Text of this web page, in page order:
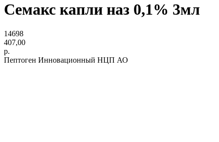
Семакс капли наз 0,1% 3мл
14698
407,00
р.
Пептоген Инновационный НЦП АО